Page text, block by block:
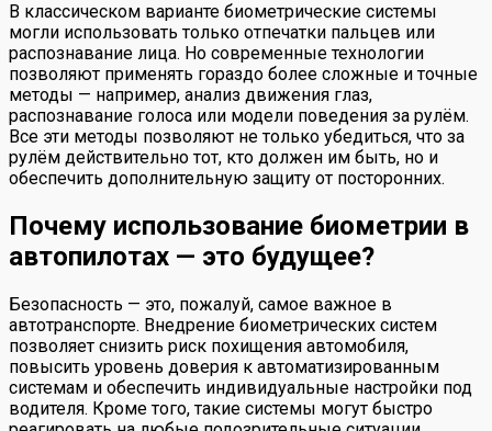
В классическом варианте биометрические системы
могли использовать только отпечатки пальцев или
распознавание лица. Но современные технологии
позволяют применять гораздо более сложные и точные
методы — например, анализ движения глаз,
распознавание голоса или модели поведения за рулём.
Все эти методы позволяют не только убедиться, что за
рулём действительно тот, кто должен им быть, но и
обеспечить дополнительную защиту от посторонних.
Почему использование биометрии в
автопилотах — это будущее?
Безопасность — это, пожалуй, самое важное в
автотранспорте. Внедрение биометрических систем
позволяет снизить риск похищения автомобиля,
повысить уровень доверия к автоматизированным
системам и обеспечить индивидуальные настройки под
водителя. Кроме того, такие системы могут быстро